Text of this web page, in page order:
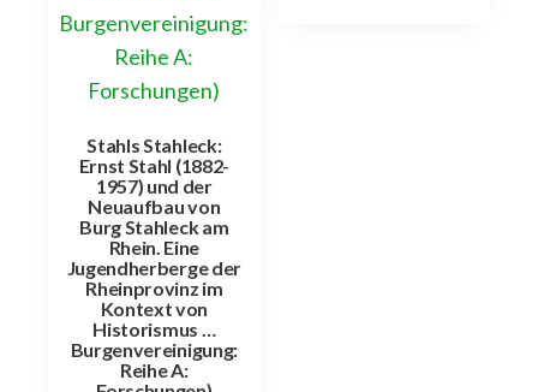
Stahls Stahleck:
Ernst Stahl (1882-
1957) und der
Neuaufbau von
Burg Stahleck am
Rhein. Eine
Jugendherberge der
Rheinprovinz im
Kontext von
Historismus …
Burgenvereinigung:
Reihe A: